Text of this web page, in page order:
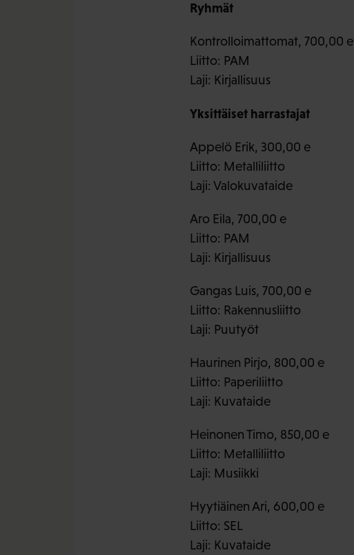
Ryhmät
Kontrolloimattomat, 700,00 e
Liitto: PAM
Laji: Kirjallisuus
Yksittäiset harrastajat
Appelö Erik, 300,00 e
Liitto: Metalliliitto
Laji: Valokuvataide
Aro Eila, 700,00 e
Liitto: PAM
Laji: Kirjallisuus
Gangas Luis, 700,00 e
Liitto: Rakennusliitto
Laji: Puutyöt
Haurinen Pirjo, 800,00 e
Liitto: Paperiliitto
Laji: Kuvataide
Heinonen Timo, 850,00 e
Liitto: Metalliliitto
Laji: Musiikki
Hyytiäinen Ari, 600,00 e
Liitto: SEL
Laji: Kuvataide